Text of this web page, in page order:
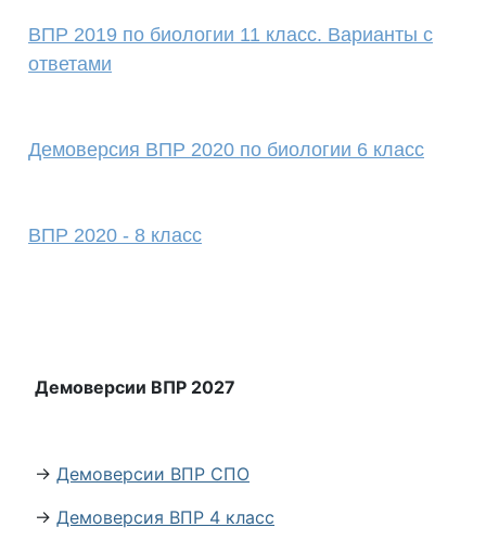
ВПР 2019 по биологии 11 класс. Варианты с
ответами
Демоверсия ВПР 2020 по биологии 6 класс
ВПР 2020 - 8 класс
Демоверсии ВПР 2027
→ Демоверсии ВПР СПО
→ Демоверсия ВПР 4 класс